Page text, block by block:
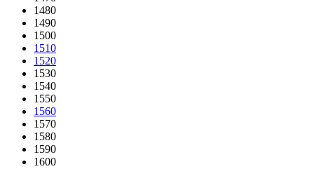
1480
1490
1500
1510
1520
1530
1540
1550
1560
1570
1580
1590
1600